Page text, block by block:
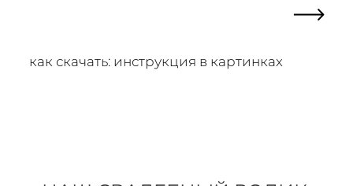
как скачать: инструкция в картинках